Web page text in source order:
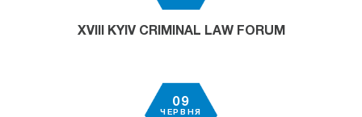
XVIII KYIV CRIMINAL LAW FORUM
09
ЧЕРВНЯ